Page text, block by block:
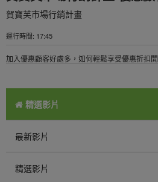
賀寶芙市場行銷計畫
運行時間: 17:45
加入優惠顧客好處多，如何輕鬆享受優惠折扣
精選影片
最新影片
精選影片